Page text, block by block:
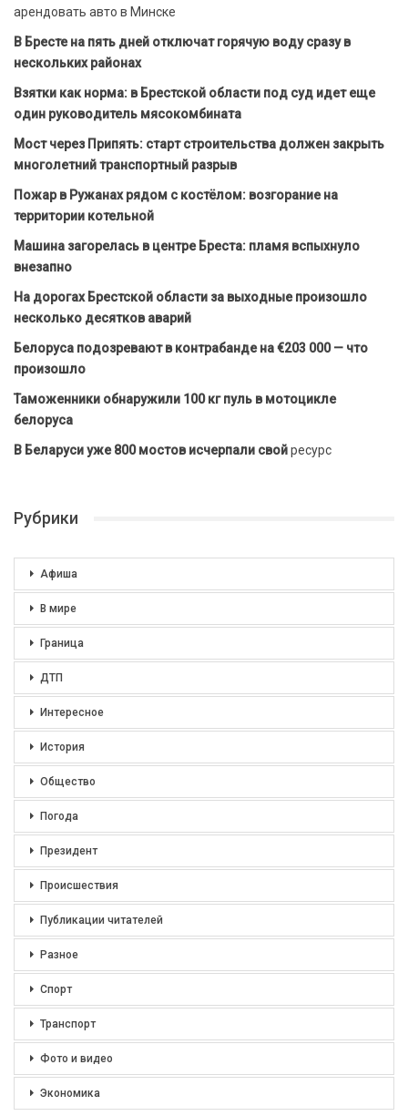
арендовать авто в Минске
В Бресте на пять дней отключат горячую воду сразу в
нескольких районах
Взятки как норма: в Брестской области под суд идет еще
один руководитель мясокомбината
Мост через Припять: старт строительства должен закрыть
многолетний транспортный разрыв
Пожар в Ружанах рядом с костёлом: возгорание на
территории котельной
Машина загорелась в центре Бреста: пламя вспыхнуло
внезапно
На дорогах Брестской области за выходные произошло
несколько десятков аварий
Белоруса подозревают в контрабанде на €203 000 — что
произошло
Таможенники обнаружили 100 кг пуль в мотоцикле
белоруса
В Беларуси уже 800 мостов исчерпали свойресурс
Рубрики
Афиша
В мире
Граница
ДТП
Интересное
История
Общество
Погода
Президент
Происшествия
Публикации читателей
Разное
Спорт
Транспорт
Фото и видео
Экономика